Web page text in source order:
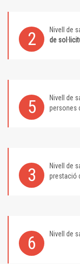
2 Nivell de
de
5 Nivell de
persones
3 Nivell de
prestació
6 Nivell de